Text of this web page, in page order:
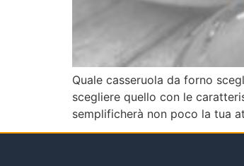
Quale casseruola da forno
scegliere quello con le
semplificherà non poco la tua